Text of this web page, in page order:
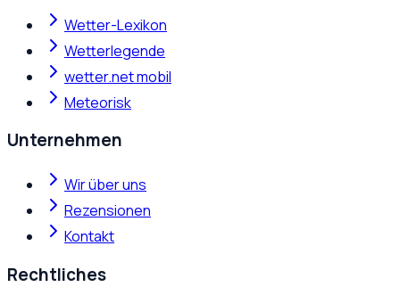
Wetter-Lexikon
Wetterlegende
wetter.net mobil
Meteorisk
Unternehmen
Wir über uns
Rezensionen
Kontakt
Rechtliches